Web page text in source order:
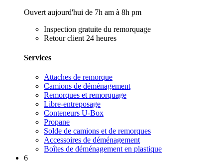
Ouvert aujourd'hui de 7h am à 8h pm
Inspection gratuite du remorquage
Retour client 24 heures
Services
Attaches de remorque
Camions de déménagement
Remorques et remorquage
Libre-entreposage
Conteneurs U-Box
Propane
Solde de camions et de remorques
Accessoires de déménagement
Boîtes de déménagement en plastique
6